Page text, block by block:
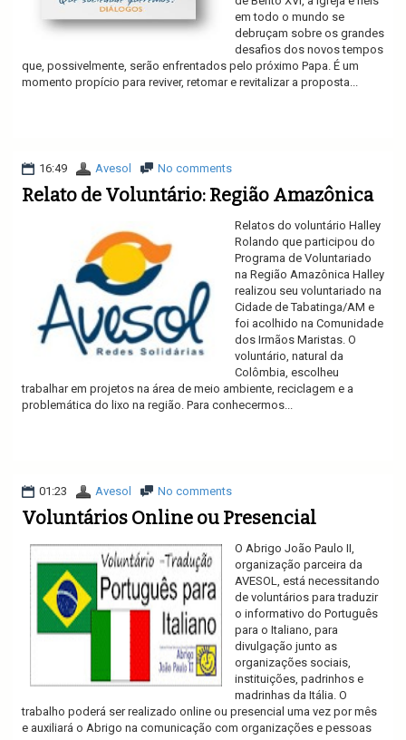
em todo o mundo se
debruçam sobre os grandes
desafios dos novos tempos
que, possivelmente, serão enfrentados pelo próximo Papa. É um
momento propício para reviver, retomar e revitalizar a proposta...
16:49 Avesol No comments
Relato de Voluntário: Região Amazônica
Relatos do voluntário Halley
Rolando que participou do
Programa de Voluntariado
na Região Amazônica Halley
realizou seu voluntariado na
Cidade de Tabatinga/AM e
foi acolhido na Comunidade
dos Irmãos Maristas. O
voluntário, natural da
Colômbia, escolheu
trabalhar em projetos na área de meio ambiente, reciclagem e a
problemática do lixo na região. Para conhecermos...
01:23 Avesol No comments
Voluntários Online ou Presencial
O Abrigo João Paulo II,
organização parceira da
AVESOL, está necessitando
de voluntários para traduzir
o informativo do Português
para o Italiano, para
divulgação junto as
organizações sociais,
instituições, padrinhos e
madrinhas da Itália. O
trabalho poderá ser realizado online ou presencial uma vez por mês
e auxiliará o Abrigo na comunicação com organizações e pessoas